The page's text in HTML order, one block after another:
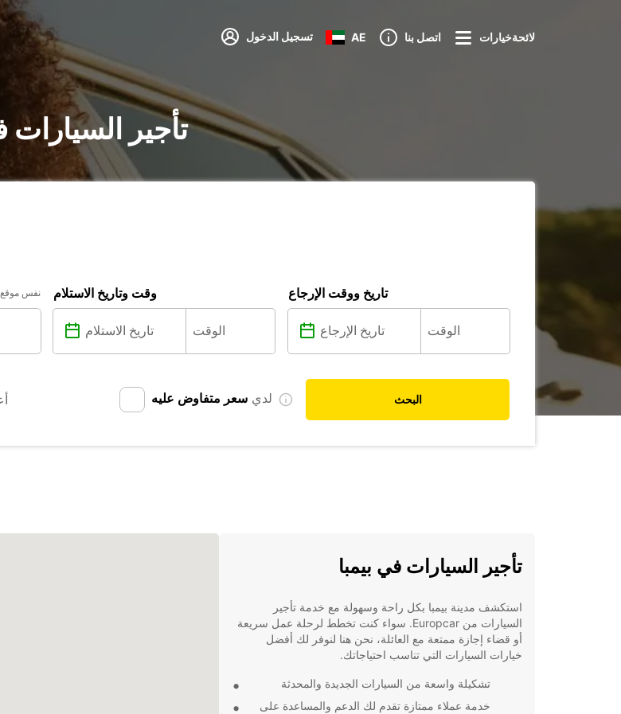
تسجيل الدخول AE اتصل بنا لائحةخيارات
تأجير
نفس موقع وقت وتاريخ الاستلام تاريخ ووقت الإرجاع
لدي سعر متفاوض عليه البحث
تأجير السيارات في بيمبا
استكشف مدينة بيمبا بكل راحة وسهولة مع خدمة تأجير
السيارات من Europcar. سواء كنت تخطط لرحلة عمل سريعة
أو قضاء إجازة ممتعة مع العائلة، نحن هنا لنوفر لك أفضل
خيارات السيارات التي تناسب احتياجاتك.
تشكيلة واسعة من السيارات الجديدة والمحدثة
خدمة عملاء ممتازة تقدم لك الدعم والمساعدة على